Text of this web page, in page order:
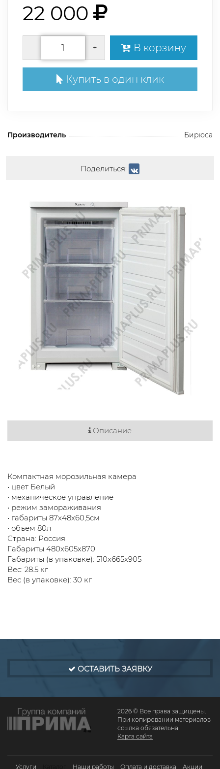
22 000
- + В корзину
Купить в один клик
Производитель Бирюса
Поделиться:
Описание
Компактная морозильная камера
• цвет Белый
• механическое управление
• режим замораживания
• габариты 87х48х60,5см
• объем 80л
Страна: Россия
Габариты 480х605х870
Габариты (в упаковке): 510х665х905
Вес: 28.5 кг
Вес (в упаковке): 30 кг
ОСТАВИТЬ ЗАЯВКУ
2026 © Все права защищены.
При копировании материалов
ссылка обязательна
Карта сайта
Услуги Наши работы Оплата и доставка Акции